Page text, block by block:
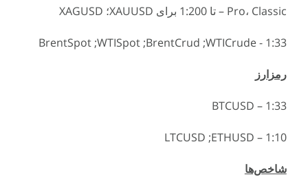
Pro، Classic – تا 1:200 برای XAUUSD؛ XAGUSD
1:33 - WTICrude;‏ BrentCrud;‏ WTISpot;‏ BrentSpot
رمزارز
1:33 – BTCUSD
1:10 – ETHUSD;‏ LTCUSD
شاخص‌ها